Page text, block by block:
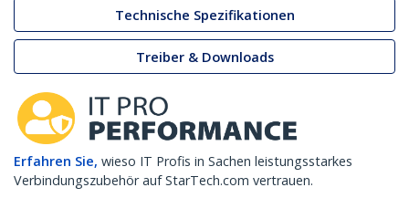
Technische Spezifikationen
Treiber & Downloads
Erfahren Sie, wieso IT Profis in Sachen leistungsstarkes
Verbindungszubehör auf StarTech.com vertrauen.